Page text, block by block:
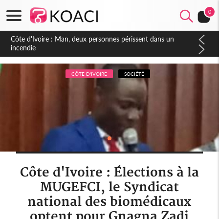
0
Côte d'Ivoire : Séileu, la célébration de la fête nationale
transformée en vaste campagne contre les produits
dépigmentants dangereux
CÔTE D'IVOIRE SOCIÉTÉ
Côte d'Ivoire : Élections à la
MUGEFCI, le Syndicat
national des biomédicaux